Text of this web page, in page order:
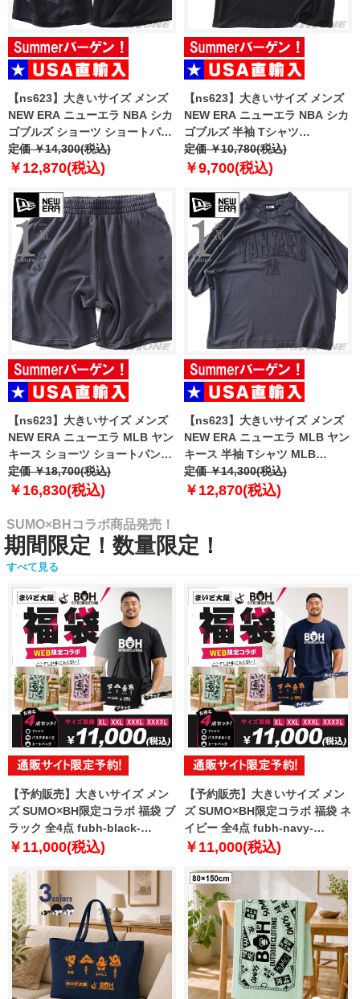
【ns623】大きいサイズ メンズ
NEW ERA ニューエラ NBA シカ
ゴブルズ ショーツ ショートパン
ツ ハーフパンツ NBA CHICAGO
BULLS BLACK SHORTS USA直
定価 ￥14,300(税込)
￥12,870(税込)
【ns623】大きいサイズ メンズ
NEW ERA ニューエラ NBA シカ
ゴブルズ 半袖 Tシャツ
CHICAGO BULLS NBA BLACK
OVERSIZED T-SHIRT USA直輸
定価 ￥10,780(税込)
￥9,700(税込)
【ns623】大きいサイズ メンズ
NEW ERA ニューエラ MLB ヤン
キース ショーツ ショートパンツ
ハーフパンツ MLB WASHED
NEW YORK YANKEES T-SHIRT
定価 ￥18,700(税込)
￥16,830(税込)
【ns623】大きいサイズ メンズ
NEW ERA ニューエラ MLB ヤン
キース 半袖 Tシャツ MLB
WASHED NEW YORK YANKEES
T-SHIRT USA直輸入 60771645
定価 ￥14,300(税込)
￥12,870(税込)
SUMO×BHコラボ商品発売！
期間限定！数量限定！
すべて見る
【予約販売】大きいサイズ メン
ズ SUMO×BH限定コラボ 福袋 ブ
ラック 全4点 fubh-black-
sumo999-b【10月下旬発送予
￥11,000(税込)
【予約販売】大きいサイズ メン
ズ SUMO×BH限定コラボ 福袋 ネ
イビー 全4点 fubh-navy-
sumo999-b【10月下旬発送予
￥11,000(税込)